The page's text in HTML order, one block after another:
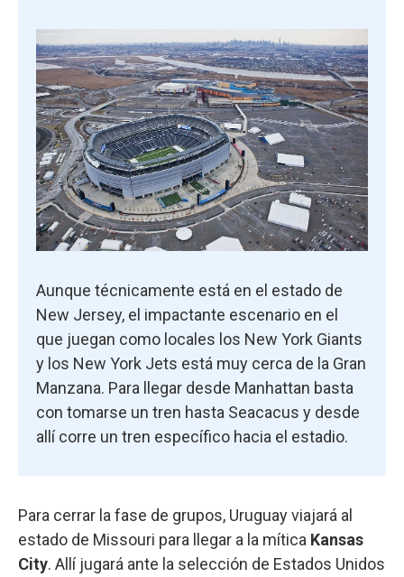
Aunque técnicamente está en el estado de
New Jersey, el impactante escenario en el
que juegan como locales los New York Giants
y los New York Jets está muy cerca de la Gran
Manzana. Para llegar desde Manhattan basta
con tomarse un tren hasta Seacacus y desde
allí corre un tren específico hacia el estadio.
Para cerrar la fase de grupos, Uruguay viajará al
estado de Missouri para llegar a la mítica Kansas
City. Allí jugará ante la selección de Estados Unidos